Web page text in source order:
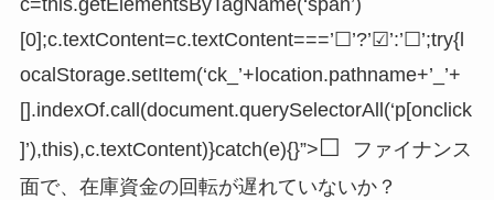
[0];c.textContent=c.textContent===’☐’?’☑’:’☐’;try{l
ocalStorage.setItem(‘ck_’+location.pathname+’_’+
[].indexOf.call(document.querySelectorAll(‘p[onclick
]’),this),c.textContent)}catch(e){}”> ☐
ファイナンス
面で、在庫資金の回転が遅れていないか？